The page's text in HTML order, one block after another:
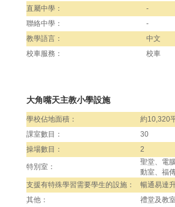
直屬中學：
-
聯絡中學：
-
教學語言：
中文
校車服務：
校車
大角嘴天主教小學設施
學校佔地面積：
約10,320
課室數目：
30
操場數目：
2
特別室：
聖堂、電
動室、福
支援有特殊學習需要學生的設施：
暢通易達
其他：
禮堂及教